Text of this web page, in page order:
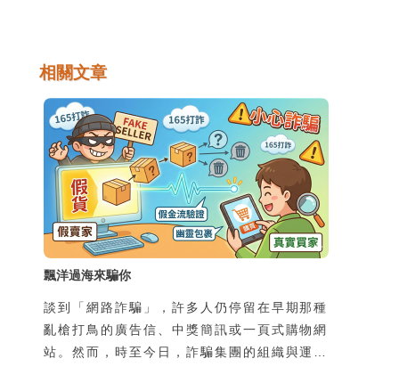
相關文章
飄洋過海來騙你
談到「網路詐騙」，許多人仍停留在早期那種
亂槍打鳥的廣告信、中獎簡訊或一頁式購物網
站。然而，時至今日，詐騙集團的組織與運作